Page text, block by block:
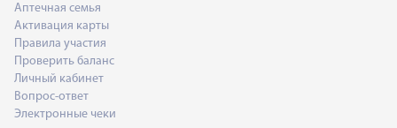
Аптечная семья
Активация карты
Правила участия
Проверить баланс
Личный кабинет
Вопрос-ответ
Электронные чеки